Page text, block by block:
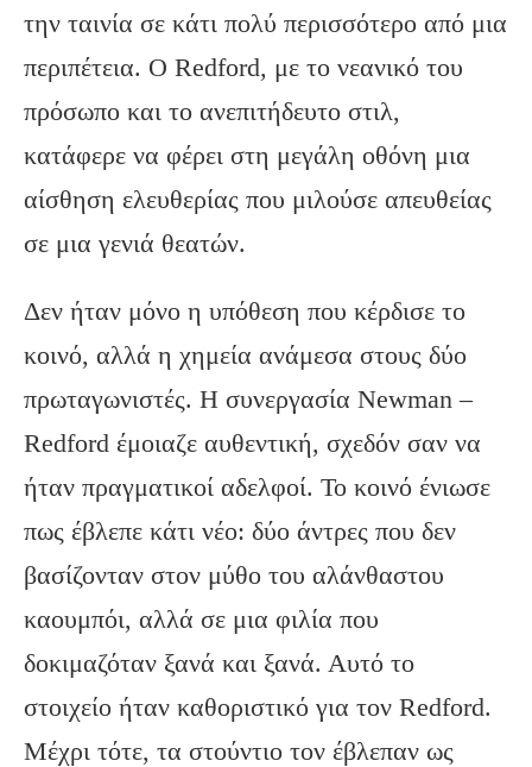
την ταινία σε κάτι πολύ περισσότερο από μια
περιπέτεια. Ο Redford, με το νεανικό του
πρόσωπο και το ανεπιτήδευτο στιλ,
κατάφερε να φέρει στη μεγάλη οθόνη μια
αίσθηση ελευθερίας που μιλούσε απευθείας
σε μια γενιά θεατών.
Δεν ήταν μόνο η υπόθεση που κέρδισε το
κοινό, αλλά η χημεία ανάμεσα στους δύο
πρωταγωνιστές. Η συνεργασία Newman –
Redford έμοιαζε αυθεντική, σχεδόν σαν να
ήταν πραγματικοί αδελφοί. Το κοινό ένιωσε
πως έβλεπε κάτι νέο: δύο άντρες που δεν
βασίζονταν στον μύθο του αλάνθαστου
καουμπόι, αλλά σε μια φιλία που
δοκιμαζόταν ξανά και ξανά. Αυτό το
στοιχείο ήταν καθοριστικό για τον Redford.
Μέχρι τότε, τα στούντιο τον έβλεπαν ως